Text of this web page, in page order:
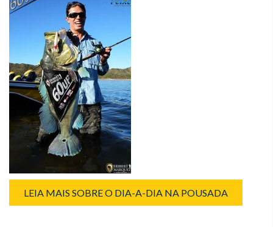
LEIA MAIS SOBRE O DIA-A-DIA NA POUSADA